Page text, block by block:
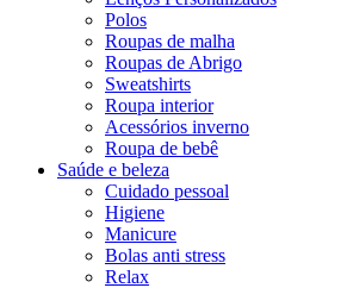
Polos
Roupas de malha
Roupas de Abrigo
Sweatshirts
Roupa interior
Acessórios inverno
Roupa de bebê
Saúde e beleza
Cuidado pessoal
Higiene
Manicure
Bolas anti stress
Relax